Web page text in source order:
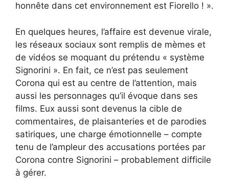
honnête dans cet environnement est Fiorello ! ».
En quelques heures, l’affaire est devenue virale,
les réseaux sociaux sont remplis de mèmes et
de vidéos se moquant du prétendu « système
Signorini ». En fait, ce n’est pas seulement
Corona qui est au centre de l’attention, mais
aussi les personnages qu’il évoque dans ses
films. Eux aussi sont devenus la cible de
commentaires, de plaisanteries et de parodies
satiriques, une charge émotionnelle – compte
tenu de l’ampleur des accusations portées par
Corona contre Signorini – probablement difficile
à gérer.